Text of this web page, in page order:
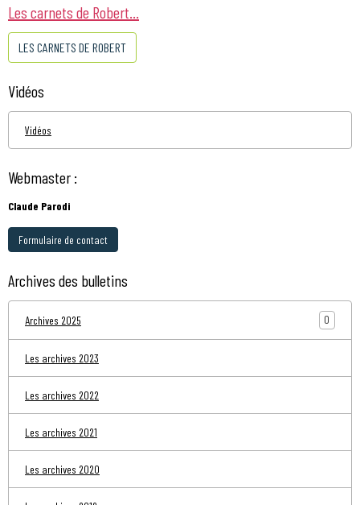
Les carnets de Robert...
LES CARNETS DE ROBERT
Vidéos
Vidéos
Webmaster :
Claude Parodi
Formulaire de contact
Archives des bulletins
Archives 2025 0
Les archives 2023
Les archives 2022
Les archives 2021
Les archives 2020